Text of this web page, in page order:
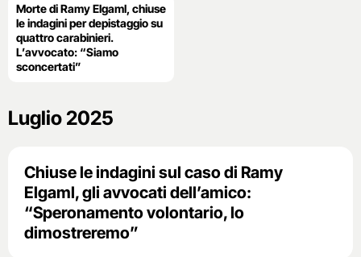
Morte di Ramy Elgaml, chiuse
le indagini per depistaggio su
quattro carabinieri.
L’avvocato: “Siamo
sconcertati”
Luglio 2025
Chiuse le indagini sul caso di Ramy
Elgaml, gli avvocati dell’amico:
“Speronamento volontario, lo
dimostreremo”